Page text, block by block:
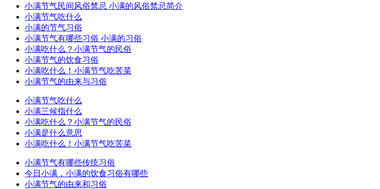
小满节气民间风俗禁忌 小满的风俗禁忌简介
小满节气吃什么
小满的节气习俗
小满节气有哪些习俗 小满的习俗
小满吃什么？小满节气的民俗
小满节气的饮食习俗
小满吃什么！小满节气吃苦菜
小满节气的由来与习俗
小满节气吃什么
小满三候指什么
小满吃什么？小满节气的民俗
小满是什么意思
小满吃什么！小满节气吃苦菜
小满节气有哪些传统习俗
今日小满，小满的饮食习俗有哪些
小满节气的由来和习俗